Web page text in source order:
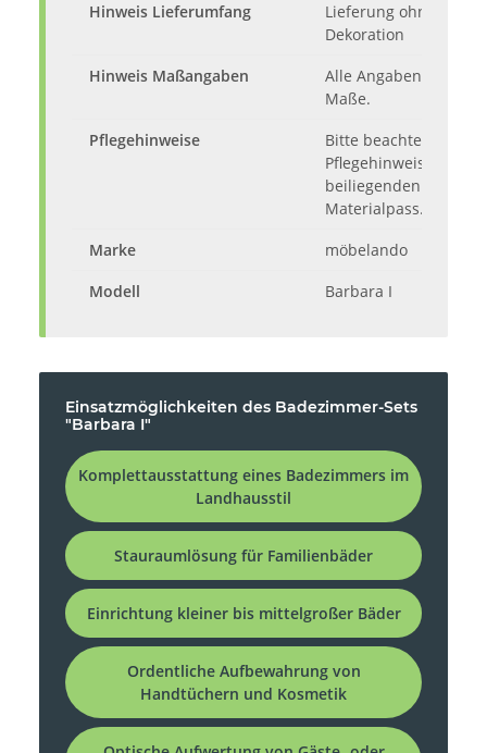
Hinweis Lieferumfang
Lieferung ohne
Dekoration
Hinweis Maßangaben
Alle Angaben sind ca.-
Maße.
Pflegehinweise
Bitte beachten Sie die
Pflegehinweise
beiliegenden
Materialpass.
Marke
möbelando
Modell
Barbara I
Einsatzmöglichkeiten des Badezimmer-Sets
"Barbara I"
Komplettausstattung eines Badezimmers im
Landhausstil
Stauraumlösung für Familienbäder
Einrichtung kleiner bis mittelgroßer Bäder
Ordentliche Aufbewahrung von
Handtüchern und Kosmetik